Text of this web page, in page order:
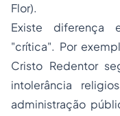
Flor).
Existe diferença
"crítica". Por
Cristo Redentor
intolerância
administração